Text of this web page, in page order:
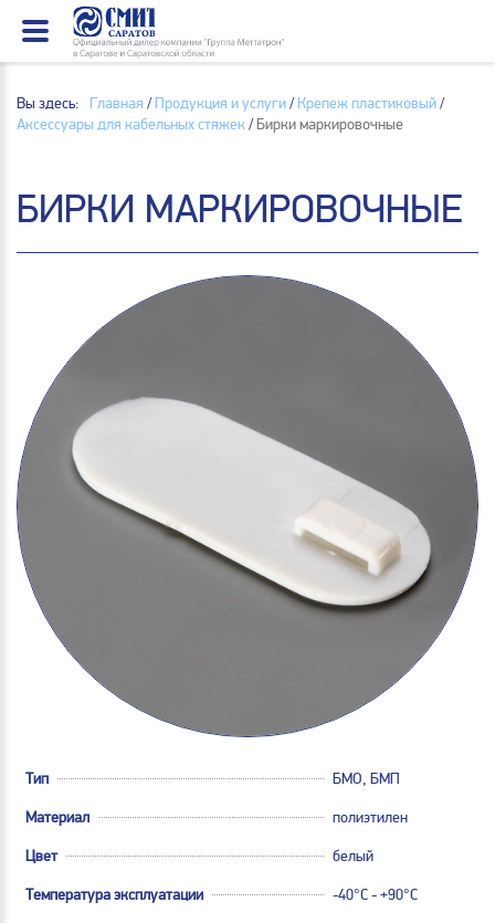
Вы здесь: Главная /Продукция и услуги/Крепеж пластиковый/
Аксессуары для кабельных стяжек/Бирки маркировочные
БИРКИ МАРКИРОВОЧНЫЕ
Тип БМО, БМП
Материал полиэтилен
Цвет белый
Температура эксплуатации -40°С - +90°С